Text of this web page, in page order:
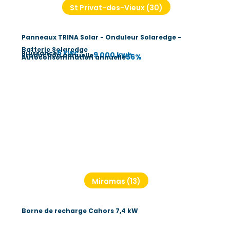
St Privat-des-Vieux (30)
Panneaux TRINA Solar - Onduleur Solaredge -
Batterie Solaredge
Puissance6 kwc
Production annuelle9 000 kwh
Autoconsommation annuelle56%
Miramas (13)
Borne de recharge Cahors 7,4 kW